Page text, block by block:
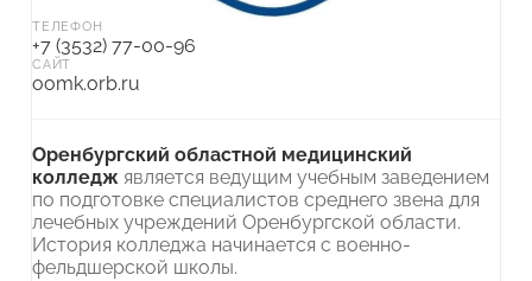
ТЕЛЕФОН
+7 (3532) 77-00-96
САЙТ
oomk.orb.ru
Оренбургский областной медицинский
колледж является ведущим учебным заведением
по подготовке специалистов среднего звена для
лечебных учреждений Оренбургской области.
История колледжа начинается с военно-
фельдшерской школы.